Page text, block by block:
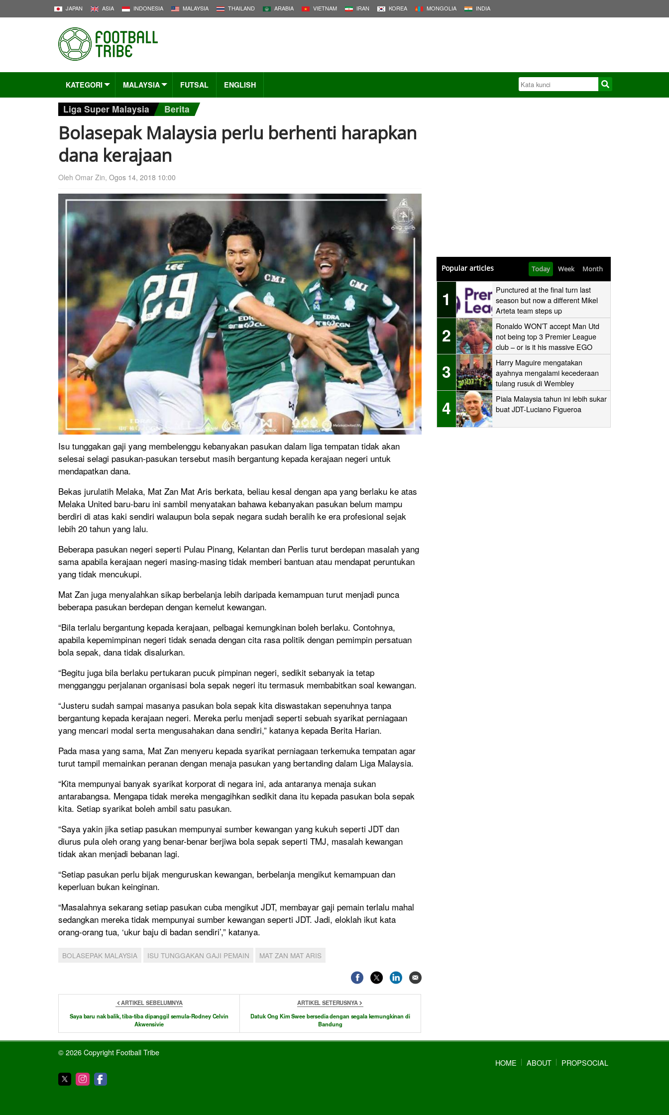
JAPAN ASIA INDONESIA MALAYSIA THAILAND ARABIA VIETNAM IRAN KOREA MONGOLIA INDIA
KATEGORI MALAYSIA FUTSAL ENGLISH
Liga Super Malaysia Berita
Bolasepak Malaysia perlu berhenti harapkan
dana kerajaan
Oleh Omar Zin, Ogos 14, 2018 10:00
Isu tunggakan gaji yang membelenggu kebanyakan pasukan dalam liga tempatan tidak akan
selesai selagi pasukan-pasukan tersebut masih bergantung kepada kerajaan negeri untuk
mendapatkan dana.
Bekas jurulatih Melaka, Mat Zan Mat Aris berkata, beliau kesal dengan apa yang berlaku ke atas
Melaka United baru-baru ini sambil menyatakan bahawa kebanyakan pasukan belum mampu
berdiri di atas kaki sendiri walaupun bola sepak negara sudah beralih ke era profesional sejak
lebih 20 tahun yang lalu.
Beberapa pasukan negeri seperti Pulau Pinang, Kelantan dan Perlis turut berdepan masalah yang
sama apabila kerajaan negeri masing-masing tidak memberi bantuan atau mendapat peruntukan
yang tidak mencukupi.
Mat Zan juga menyalahkan sikap berbelanja lebih daripada kemampuan turut menjadi punca
beberapa pasukan berdepan dengan kemelut kewangan.
“Bila terlalu bergantung kepada kerajaan, pelbagai kemungkinan boleh berlaku. Contohnya,
apabila kepemimpinan negeri tidak senada dengan cita rasa politik dengan pemimpin persatuan
bola sepak, dana tidak disalurkan.
“Begitu juga bila berlaku pertukaran pucuk pimpinan negeri, sedikit sebanyak ia tetap
mengganggu perjalanan organisasi bola sepak negeri itu termasuk membabitkan soal kewangan.
“Justeru sudah sampai masanya pasukan bola sepak kita diswastakan sepenuhnya tanpa
bergantung kepada kerajaan negeri. Mereka perlu menjadi seperti sebuah syarikat perniagaan
yang mencari modal serta mengusahakan dana sendiri,” katanya kepada Berita Harian.
Pada masa yang sama, Mat Zan menyeru kepada syarikat perniagaan terkemuka tempatan agar
turut tampil memainkan peranan dengan menaja pasukan yang bertanding dalam Liga Malaysia.
“Kita mempunyai banyak syarikat korporat di negara ini, ada antaranya menaja sukan
antarabangsa. Mengapa tidak mereka mengagihkan sedikit dana itu kepada pasukan bola sepak
kita. Setiap syarikat boleh ambil satu pasukan.
“Saya yakin jika setiap pasukan mempunyai sumber kewangan yang kukuh seperti JDT dan
diurus pula oleh orang yang benar-benar berjiwa bola sepak seperti TMJ, masalah kewangan
tidak akan menjadi bebanan lagi.
“Setiap pasukan perlu bijak menguruskan kewangan, berbelanja mengikut kemampuan dan
keperluan bukan keinginan.
“Masalahnya sekarang setiap pasukan cuba mengikut JDT, membayar gaji pemain terlalu mahal
sedangkan mereka tidak mempunyai sumber kewangan seperti JDT. Jadi, eloklah ikut kata
orang-orang tua, ‘ukur baju di badan sendiri’,” katanya.
BOLASEPAK MALAYSIA ISU TUNGGAKAN GAJI PEMAIN MAT ZAN MAT ARIS
ARTIKEL SEBELUMNYA
Saya baru nak balik, tiba-tiba dipanggil semula-Rodney Celvin
Akwensivie
ARTIKEL SETERUSNYA
Datuk Ong Kim Swee bersedia dengan segala kemungkinan di
Bandung
Popular articles Today Week Month
1
Punctured at the final turn last
season but now a different Mikel
Arteta team steps up
2
Ronaldo WON’T accept Man Utd
not being top 3 Premier League
club – or is it his massive EGO
speaking?
3
Harry Maguire mengatakan
ayahnya mengalami kecederaan
tulang rusuk di Wembley
‘stampede’
4
Piala Malaysia tahun ini lebih sukar
buat JDT-Luciano Figueroa
© 2026 Copyright Football Tribe
HOME
ABOUT PROPSOCIAL